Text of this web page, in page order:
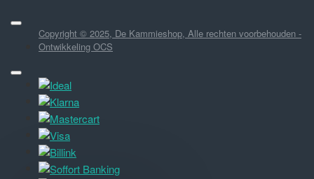
Copyright © 2025, De Kammieshop, Alle rechten voorbehouden -
Ontwikkeling OCS